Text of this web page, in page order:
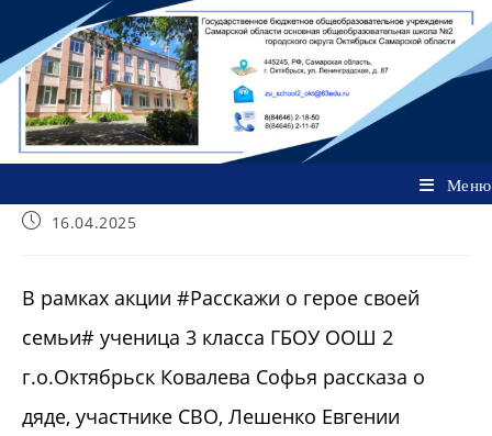
содержимому
Меню
Запись16.04.2025
В рамках акции #Расскажи о герое своей
семьи# ученица 3 класса ГБОУ ООШ 2
г.о.Октябрьск Ковалева Софья рассказа о
дяде, участнике СВО, Лешенко Евгении